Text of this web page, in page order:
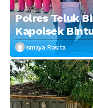
Polres Teluk
Kapolsek
Tekankan
Penguatan
Ismaya Rosita